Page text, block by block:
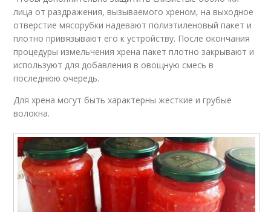
лица от раздражения, вызываемого хреном, на выходное
отверстие мясорубки надевают полиэтиленовый пакет и
плотно привязывают его к устройству. После окончания
процедуры измельчения хрена пакет плотно закрывают и
используют для добавления в овощную смесь в
последнюю очередь.
Для хрена могут быть характерны жесткие и грубые
волокна.